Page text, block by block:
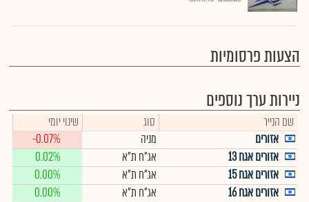
הצעות פרסומיות
ניירות ערך נוספים
שם הנייר סוג
שינוי יומי
אזורים
מניה
-0.07%
אזורים אגח 13
אג"ח ת"א
0.02%
אזורים אגח 15
אג"ח ת"א
0.00%
אזורים אגח 16
אג"ח ת"א 0.00%